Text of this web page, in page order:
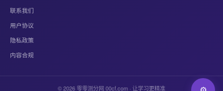
联系我们
用户协议
隐私政策
内容合规
© 2026 零零测分网 00cf.com · 让学习更精准